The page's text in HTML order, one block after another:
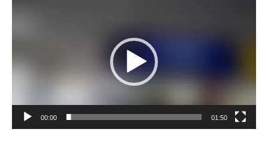
00:00 01:50